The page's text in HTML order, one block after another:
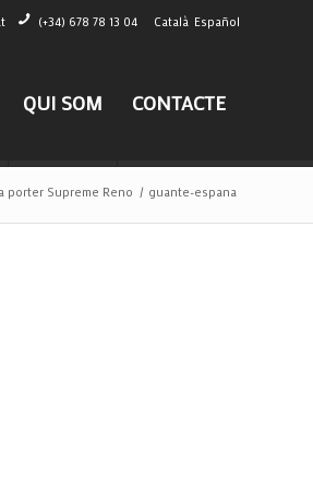
Català Español
(+34) 678 78 13 04
QUI SOM CONTACTE
porter Supreme Reno / guante-espana